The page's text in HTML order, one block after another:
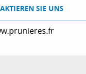
SIE UNS